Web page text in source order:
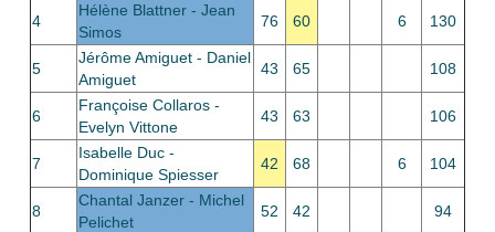
4
Hélène Blattner - Jean
Simos
76 60 6 130
5
Jérôme Amiguet - Daniel
Amiguet
43 65 108
6
Françoise Collaros -
Evelyn Vittone
43 63 106
7
Isabelle Duc -
Dominique Spiesser
42 68 6 104
8
Chantal Janzer - Michel
Pelichet
52 42 94